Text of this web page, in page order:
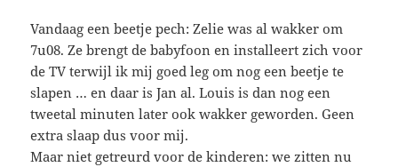
Vandaag een beetje pech: Zelie was al wakker om
7u08. Ze brengt de babyfoon en installeert zich voor
de TV terwijl ik mij goed leg om nog een beetje te
slapen … en daar is Jan al. Louis is dan nog een
tweetal minuten later ook wakker geworden. Geen
extra slaap dus voor mij.
Maar niet getreurd voor de kinderen: we zitten nu